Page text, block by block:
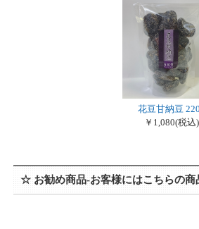
花豆甘納豆
￥1,080(税込)
☆ お勧め商品-お客様にはこちらの